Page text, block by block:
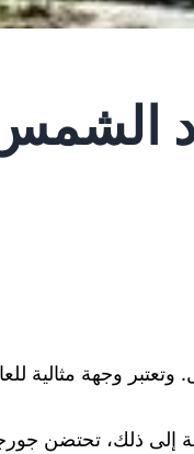
وتعتبر وجهة مثالية
إلى ذلك، تحتضن